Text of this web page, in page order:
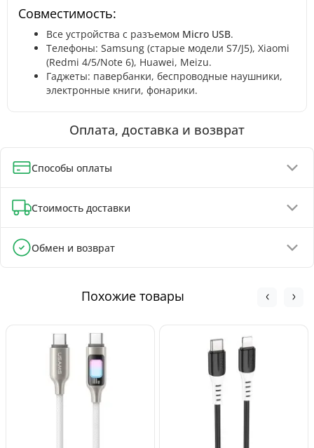
Совместимость:
Все устройства с разъемом Micro USB.
Телефоны: Samsung (старые модели S7/J5), Xiaomi
(Redmi 4/5/Note 6), Huawei, Meizu.
Гаджеты: павербанки, беспроводные наушники,
электронные книги, фонарики.
Оплата, доставка и возврат
Способы оплаты
Оплата при получении (до 130 грн - полная предоплата)
Онлайн-оплата картой, GPay, ApplePay
Стоимость доставки
Отделения Укрпочты - от 60 грн
Отделения Новой Почты - от 90 грн
Курьером Новой Почты - от 140 грн
Обмен и возврат
момента покупки, в соответствии с Законом Украины «О
защите прав потребителей».
Похожие товары